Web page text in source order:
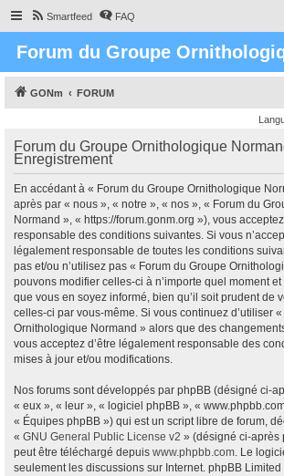
Smartfeed FAQ
Forum du Groupe
GONm FORUM
Forum du Groupe Ornithologique
Enregistrement
En accédant à « Forum du Groupe Ornithologique
après par « nous », « notre », « nos », « Forum du
Normand », « https://forum.gonm.org »), vous
responsable des conditions suivantes. Si vous
légalement responsable de toutes les conditions
pas et/ou n’utilisez pas « Forum du Groupe
pouvons modifier celles-ci à n’importe quel moment
que vous en soyez informé, bien qu’il soit prudent de
celles-ci par vous-même. Si vous continuez d’utiliser
Ornithologique Normand » alors que des
vous acceptez d’être légalement responsable des
mises à jour et/ou modifications.
Nos forums sont développés par phpBB (désigné ci-
« eux », « leur », « logiciel phpBB », «
« Équipes phpBB ») qui est un script libre de forum,
« GNU General Public License v2 » (désigné ci-après
peut être téléchargé depuis www.phpbb.com. Le
seulement les discussions sur Internet. phpBB Limited